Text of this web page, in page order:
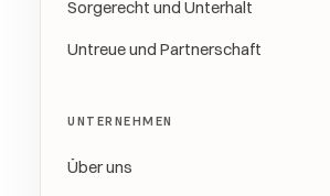
Sorgerecht und Unterhalt
Untreue und Partnerschaft
UNTERNEHMEN
Über uns